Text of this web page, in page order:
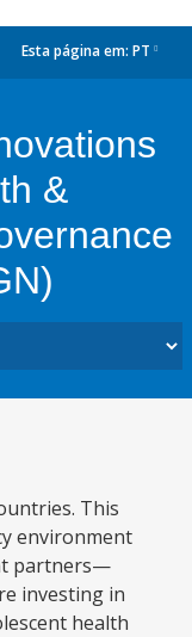
Esta página em: PT
&
This
environment
partners—
investing in
health